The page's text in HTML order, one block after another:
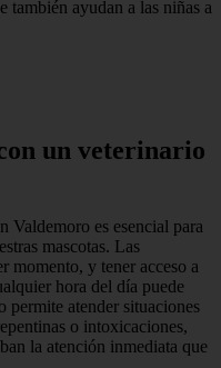
también ayudan a las niñas a
un veterinario
Valdemoro es esencial para
mascotas. Las
momento, y tener acceso a
hora del día puede
permite atender situaciones
o intoxicaciones,
la atención inmediata que